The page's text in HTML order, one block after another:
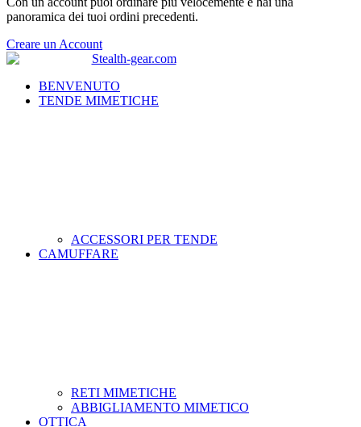
panoramica dei tuoi ordini precedenti.
Creare un Account
BENVENUTO
TENDE MIMETICHE
ACCESSORI PER TENDE
CAMUFFARE
RETI MIMETICHE
ABBIGLIAMENTO MIMETICO
OTTICA